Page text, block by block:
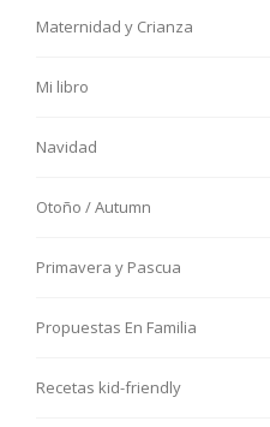
Maternidad y Crianza
Mi libro
Navidad
Otoño / Autumn
Primavera y Pascua
Propuestas En Familia
Recetas kid-friendly